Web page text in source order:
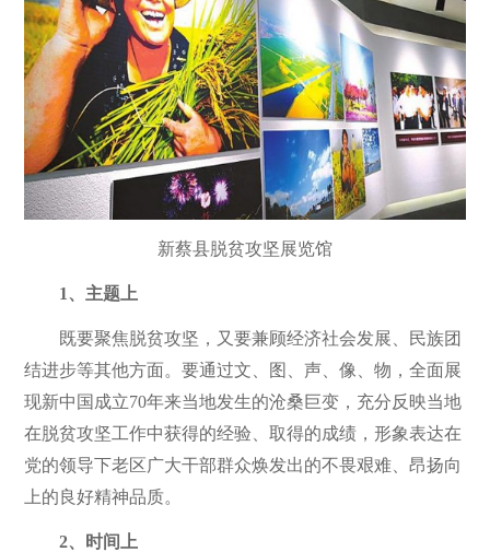
新蔡县脱贫攻坚展览馆
1、主题上
既要聚焦脱贫攻坚，又要兼顾经济社会发展、民族团
结进步等其他方面。要通过文、图、声、像、物，全面展
现新中国成立70年来当地发生的沧桑巨变，充分反映当地
在脱贫攻坚工作中获得的经验、取得的成绩，形象表达在
党的领导下老区广大干部群众焕发出的不畏艰难、昂扬向
上的良好精神品质。
2、时间上